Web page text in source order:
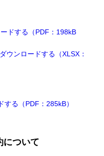
ドする（PDF：198kB
ウンロードする（XLSX：
する（PDF：285kB）
について